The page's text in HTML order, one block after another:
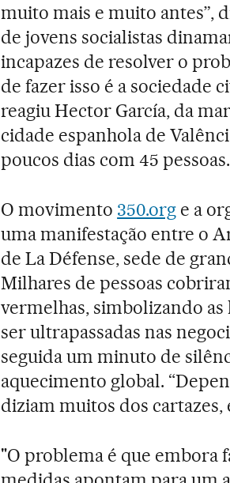
muito mais e muito antes”,
de jovens socialistas
incapazes de resolver o
de fazer isso é a sociedade
reagiu Hector García, da
cidade espanhola de
poucos dias com 45 pessoas.
O movimento 350.orge a
uma manifestação entre o
de La Défense, sede de
Milhares de pessoas
vermelhas, simbolizando
ser ultrapassadas nas
seguida um minuto de
aquecimento global.
diziam muitos dos
"O problema é que embora